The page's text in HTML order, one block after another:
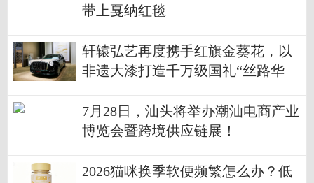
带上戛纳红毯
轩辕弘艺再度携手红旗金葵花，以
非遗大漆打造千万级国礼“丝路华
7月28日，汕头将举办潮汕电商产业
博览会暨跨境供应链展！
2026猫咪换季软便频繁怎么办？低